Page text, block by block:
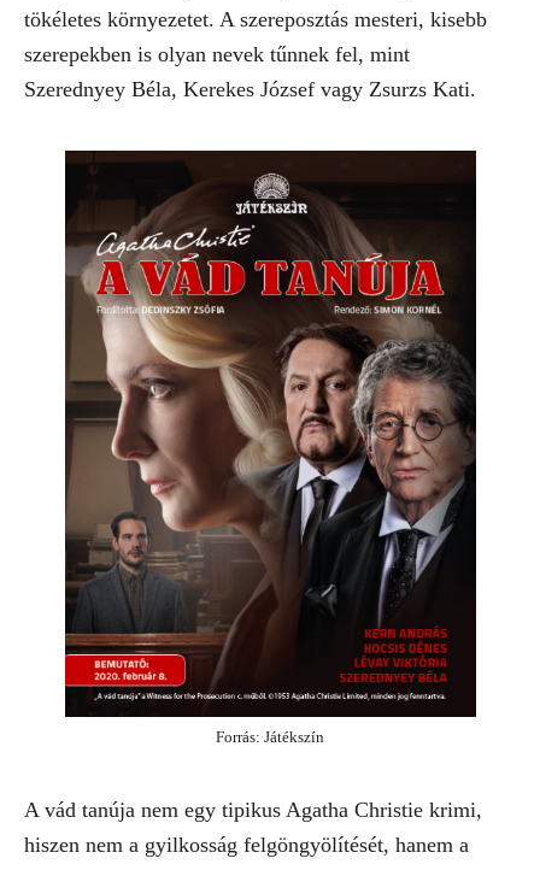
tökéletes környezetet. A szereposztás mesteri, kisebb
szerepekben is olyan nevek tűnnek fel, mint
Szerednyey Béla, Kerekes József vagy Zsurzs Kati.
Forrás: Játékszín
A vád tanúja nem egy tipikus Agatha Christie krimi,
hiszen nem a gyilkosság felgöngyölítését, hanem a